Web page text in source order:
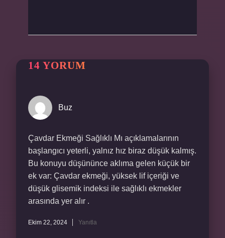
14 YORUM
Buz
Çavdar Ekmeği Sağlıklı Mı açıklamalarının
başlangıcı yeterli, yalnız hız biraz düşük kalmış.
Bu konuyu düşününce aklıma gelen küçük bir
ek var: Çavdar ekmeği, yüksek lif içeriği ve
düşük glisemik indeksi ile sağlıklı ekmekler
arasında yer alır .
Ekim 22, 2024 Yanıtla